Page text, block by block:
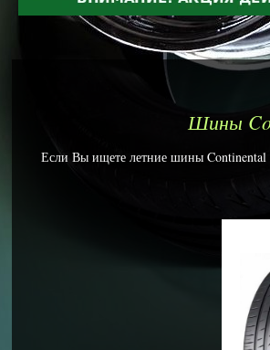
Шины
Если Вы ищете летние шины Continental